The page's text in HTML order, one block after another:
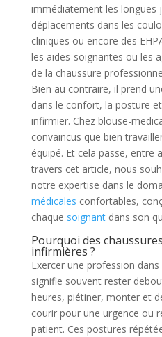
immédiatement les longues
déplacements dans les
cliniques ou encore des
les aides-soignantes ou les
de la chaussure
Bien au contraire, il prend
dans le confort, la posture
infirmier. Chez blouse-
convaincus que bien
équipé. Et cela passe, entre
travers cet article, nous
notre expertise dans le
médicales confortables,
chaque soignantdans son
Pourquoi des
infirmières ?
Exercer une profession
signifie souvent rester
heures, piétiner, monter et
courir pour une urgence ou
patient. Ces postures